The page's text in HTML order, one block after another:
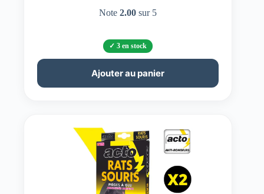
Note2.00 sur 5
3 en stock
Ajouter au panier